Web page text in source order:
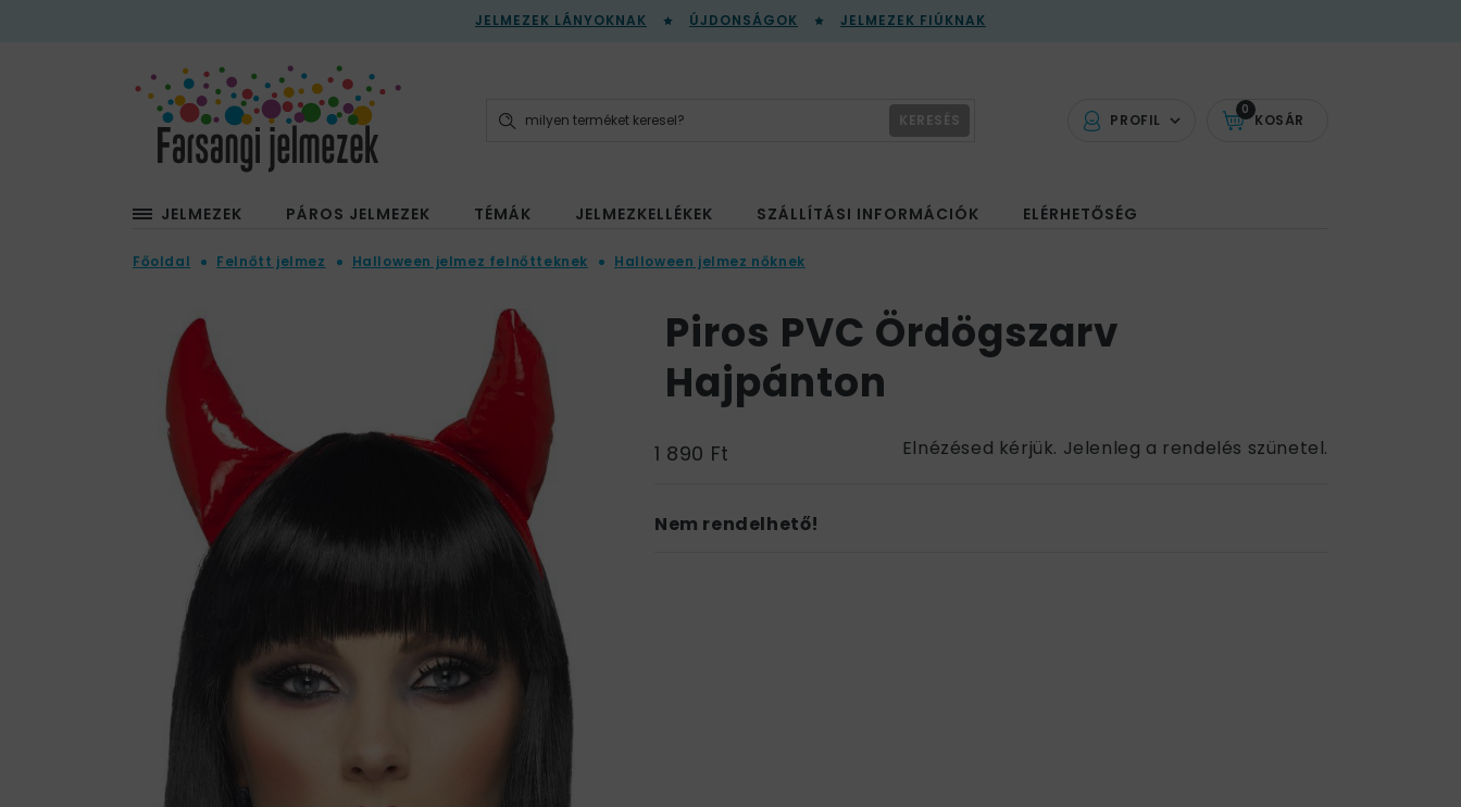
JELMEZEK LÁNYOKNAK ÚJDONSÁGOK JELMEZEK FIÚKNAK
PROFIL KOSÁR
0
KERESÉS
JELMEZEK PÁROS JELMEZEK TÉMÁK JELMEZKELLÉKEK SZÁLLÍTÁSI INFORMÁCIÓK ELÉRHETŐSÉG
Főoldal Felnőtt jelmez Halloween jelmez felnőtteknek Halloween jelmez nőknek
Piros PVC Ördögszarv
Hajpánton
1 890 Ft Elnézésed kérjük. Jelenleg a rendelés szünetel.
Nem rendelhető!